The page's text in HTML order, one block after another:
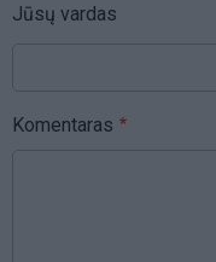
Jūsų vardas
Komentaras